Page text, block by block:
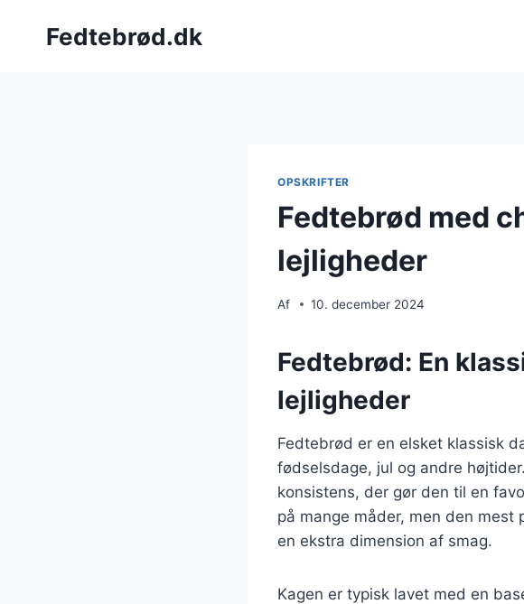
Fedtebrød.dk
OPSKRIFTER
Fedtebrød med
lejligheder
Af 10. december 2024
Fedtebrød: En
lejligheder
Fedtebrød er en elsket klassisk
fødselsdage, jul og andre
konsistens, der gør den til en
på mange måder, men den
en ekstra dimension af smag.
Kagen er typisk lavet med en